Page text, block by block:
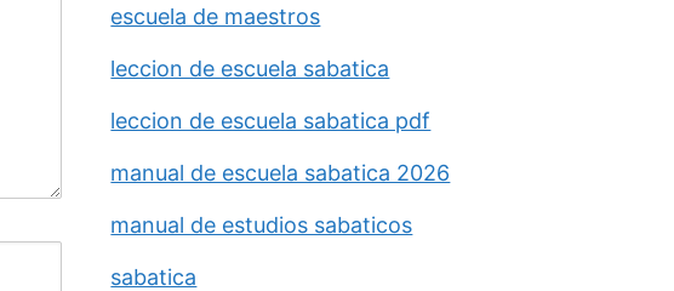
escuela de maestros
leccion de escuela sabatica
leccion de escuela sabatica pdf
manual de escuela sabatica 2026
manual de estudios sabaticos
sabatica